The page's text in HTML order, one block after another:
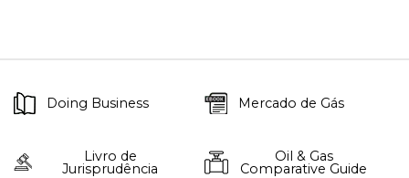
Doing Business Mercado de Gás
Livro de
Jurisprudência
Oil & Gas
Comparative Guide